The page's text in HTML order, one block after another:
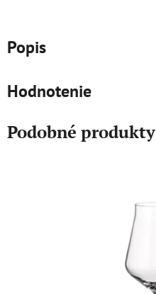
Popis
Hodnotenie
Podobné produkty